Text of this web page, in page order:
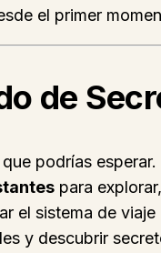
el primer
de
podrías
para
el sistema de
y descubrir